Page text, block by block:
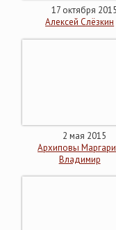
17 октября 2015
Алексей Слёзкин
2 мая 2015
Архиповы
Владимир